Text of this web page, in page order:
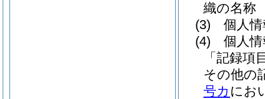
織の名称
(3)
個人
(4)
個人
「記録項
その他の
号カ にお